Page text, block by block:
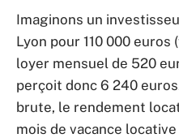
Imaginons un
Lyon pour 110 000 euros
loyer mensuel de 520
perçoit donc 6 240
brute, le rendement
mois de vacance